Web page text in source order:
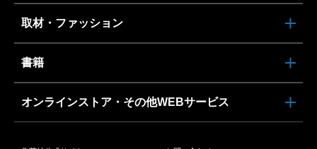
取材・ファッション
書籍
オンラインストア・その他WEBサービス